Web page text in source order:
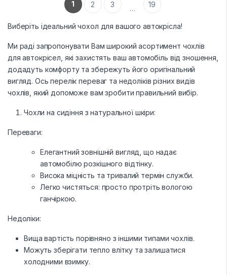
(якщо є у моделі)
(в тон тканини)
Лого: Логотип марки авто
на чохлах на передніх
сидіннях
1 2 3 … 19
Виберіть ідеальний чохол для вашого автокрісла!
Ми раді запропонувати Вам широкий асортимент чохлів
для автокрісел, які захистять ваш автомобіль від зношення,
додадуть комфорту та збережуть його оригінальний
вигляд. Ось перелік переваг та недоліків різних видів
чохлів, який допоможе вам зробити правильний вибір.
Чохли на сидіння з натуральної шкіри:
Переваги:
Елегантний зовнішній вигляд, що надає
автомобілю розкішного відтінку.
Висока міцність та тривалий термін служби.
Легко чистяться: просто протріть вологою
ганчіркою.
Недоліки:
Вища вартість порівняно з іншими типами чохлів.
Можуть зберігати тепло влітку та залишатися
холодними взимку.